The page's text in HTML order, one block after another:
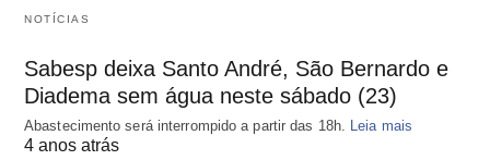
NOTÍCIAS
Sabesp deixa Santo André, São Bernardo e
Diadema sem água neste sábado (23)
Abastecimento será interrompido a partir das 18h. Leia mais
4 anos atrás